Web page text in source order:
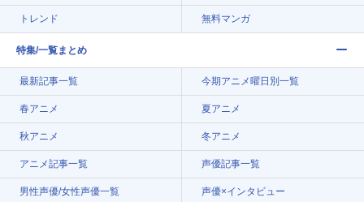
トレンド 無料マンガ
特集/一覧まとめ
最新記事一覧 今期アニメ曜日別一覧
春アニメ 夏アニメ
秋アニメ 冬アニメ
アニメ記事一覧 声優記事一覧
男性声優/女性声優一覧 声優×インタビュー